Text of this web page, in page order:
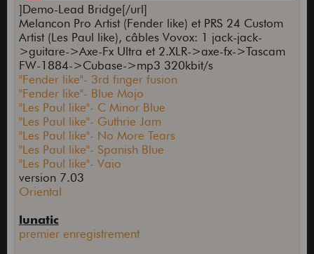
]Demo-Lead Bridge[/url]
Melancon Pro Artist (Fender like) et PRS 24 Custom
Artist (Les Paul like), câbles Vovox: 1 jack-jack-
>guitare->Axe-Fx Ultra et 2.XLR->axe-fx->Tascam
FW-1884->Cubase->mp3 320kbit/s
"Fender like"- 3rd finger fusion
"Fender like"- Blue Mojo
"Les Paul like"- C Minor Blue
"Les Paul like"- Guthrie Jam
"Les Paul like"- No More Tears
"Les Paul like"- Spanish Blue
"Les Paul like"- Vaio
version 7.03
Oriental
lunatic
premier enregistrement